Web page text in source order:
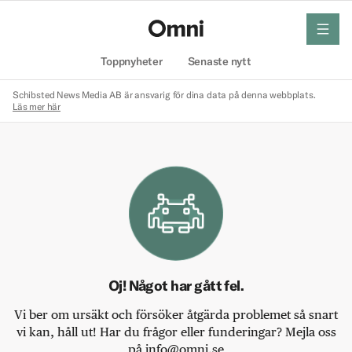
Toppnyheter Senaste nytt
meny
Schibsted News Media AB är ansvarig för dina data på denna webbplats.
Läs mer här
Oj! Något har gått fel.
Vi ber om ursäkt och försöker åtgärda problemet så snart
vi kan, håll ut! Har du frågor eller funderingar? Mejla oss